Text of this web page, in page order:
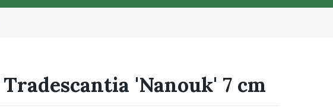
Tradescantia 'Nanouk' 7 cm